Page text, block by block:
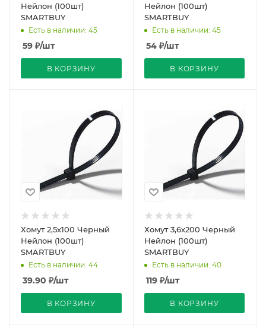
Нейлон (100шт)
SMARTBUY
Есть в наличии: 45
59 ₽/шт
В КОРЗИНУ
Нейлон (100шт)
SMARTBUY
Есть в наличии: 45
54₽/шт
В КОРЗИНУ
Хомут 2,5х100 Черный
Нейлон (100шт)
SMARTBUY
Есть в наличии: 44
39.90 ₽/шт
В КОРЗИНУ
Хомут 3,6х200 Черный
Нейлон (100шт)
SMARTBUY
Есть в наличии: 40
119₽/шт
В КОРЗИНУ